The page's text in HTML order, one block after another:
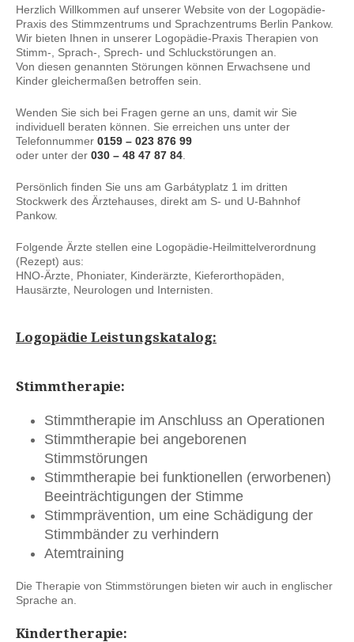
Herzlich Willkommen auf unserer Website von der Logopädie-
Praxis des Stimmzentrums und Sprachzentrums Berlin Pankow.
Wir bieten Ihnen in unserer Logopädie-Praxis Therapien von
Stimm-, Sprach-, Sprech- und Schluckstörungen an.
Von diesen genannten Störungen können Erwachsene und
Kinder gleichermaßen betroffen sein.
Wenden Sie sich bei Fragen gerne an uns, damit wir Sie
individuell beraten können. Sie erreichen uns unter der
Telefonnummer 0159 – 023 876 99
oder unter der 030 – 48 47 87 84
Persönlich finden Sie uns am Garbátyplatz 1 im dritten
Stockwerk des Ärztehauses, direkt am S- und U-Bahnhof
Pankow.
Folgende Ärzte stellen eine Logopädie-Heilmittelverordnung
(Rezept) aus:
HNO-Ärzte, Phoniater, Kinderärzte, Kieferorthopäden,
Hausärzte, Neurologen und Internisten.
Logopädie Leistungskatalog:
Stimmtherapie:
Stimmtherapie im Anschluss an Operationen
Stimmtherapie bei angeborenen
Stimmstörungen
Stimmtherapie bei funktionellen (erworbenen)
Beeinträchtigungen der Stimme
Stimmprävention, um eine Schädigung der
Stimmbänder zu verhindern
Atemtraining
Die Therapie von Stimmstörungen bieten wir auch in englischer
Sprache an.
Kindertherapie: